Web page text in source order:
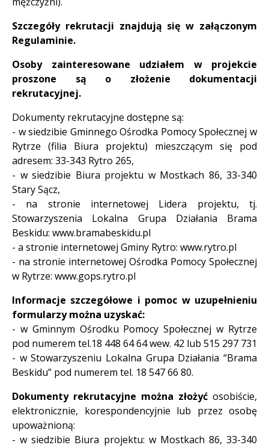
Szczegóły rekrutacji znajdują się w załączonym
Regulaminie.
Osoby zainteresowane udziałem w projekcie
proszone są o złożenie dokumentacji
rekrutacyjnej.
Dokumenty rekrutacyjne dostępne są:
- w siedzibie Gminnego Ośrodka Pomocy Społecznej w
Rytrze (filia Biura projektu) mieszczącym się pod
adresem: 33-343 Rytro 265,
- w siedzibie Biura projektu w Mostkach 86, 33-340
Stary Sącz,
- na stronie internetowej Lidera projektu, tj.
Stowarzyszenia Lokalna Grupa Działania Brama
Beskidu: www.bramabeskidu.pl
- a stronie internetowej Gminy Rytro: www.rytro.pl
- na stronie internetowej Ośrodka Pomocy Społecznej
w Rytrze: www.gops.rytro.pl
Informacje szczegółowe i pomoc w uzupełnieniu
formularzy można uzyskać:
- w Gminnym Ośrodku Pomocy Społecznej w Rytrze
pod numerem tel.18 448 64 64 wew. 42 lub 515 297 731
- w Stowarzyszeniu Lokalna Grupa Działania “Brama
Beskidu” pod numerem tel. 18 547 66 80.
Dokumenty rekrutacyjne można złożyć osobiście,
elektronicznie, korespondencyjnie lub przez osobę
upoważnioną:
- w siedzibie Biura projektu: w Mostkach 86, 33-340